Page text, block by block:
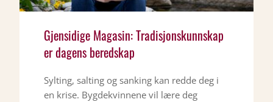
Gjensidige Magasin: Tradisjonskunnskap
er dagens beredskap
Sylting, salting og sanking kan redde deg i
en krise. Bygdekvinnene vil lære deg